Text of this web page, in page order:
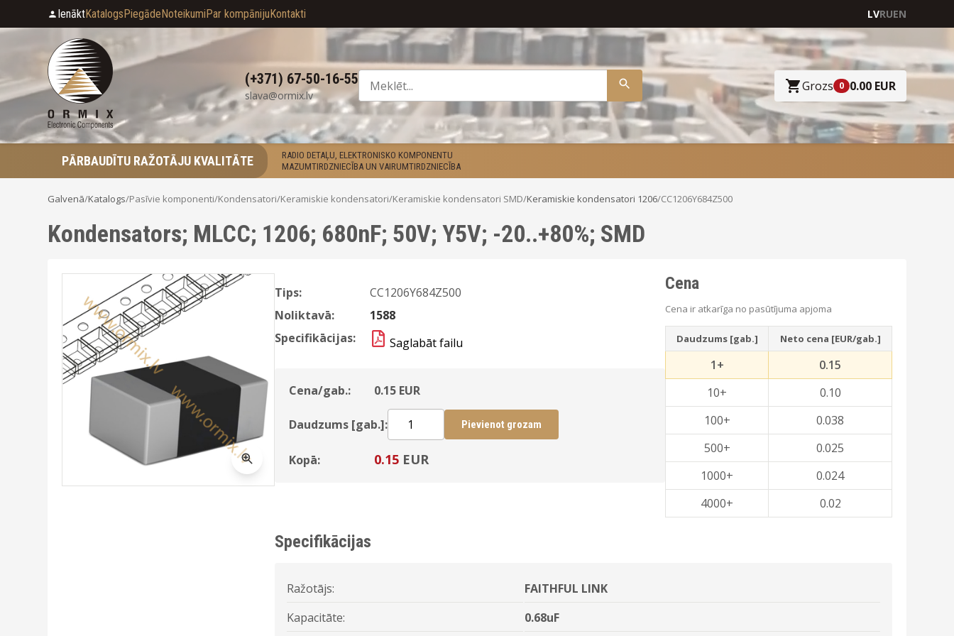
IenāktKatalogsPiegādeNoteikumiPar kompānijuKontakti LVRUEN
(+371) 67-50-16-55
slava@ormix.lv
Grozs 0 0.00 EUR
PĀRBAUDĪTU RAŽOTĀJU KVALITĀTE
RADIO DETAĻU, ELEKTRONISKO KOMPONENTU
MAZUMTIRDZNIECĪBA UN VAIRUMTIRDZNIECĪBA
Galvenā/Katalogs/Pasīvie komponenti/Kondensatori/Keramiskie kondensatori/Keramiskie kondensatori SMD/Keramiskie kondensatori 1206/CC1206Y684Z500
Kondensators; MLCC; 1206; 680nF; 50V; Y5V; -20..+80%; SMD
Tips:
CC1206Y684Z500
Noliktavā:
1588
Specifikācijas:
Saglabāt failu
Cena/gab.: 0.15 EUR
Daudzums [gab.]: Pievienot grozam
Kopā: 0.15 EUR
Cena
Cena ir atkarīga no pasūtījuma apjoma
Daudzums [gab.] Neto cena [EUR/gab.]
1+
0.15
10+
0.10
100+
0.038
500+
0.025
1000+
0.024
4000+
0.02
Specifikācijas
Ražotājs:
FAITHFUL LINK
Kapacitāte:
0.68uF